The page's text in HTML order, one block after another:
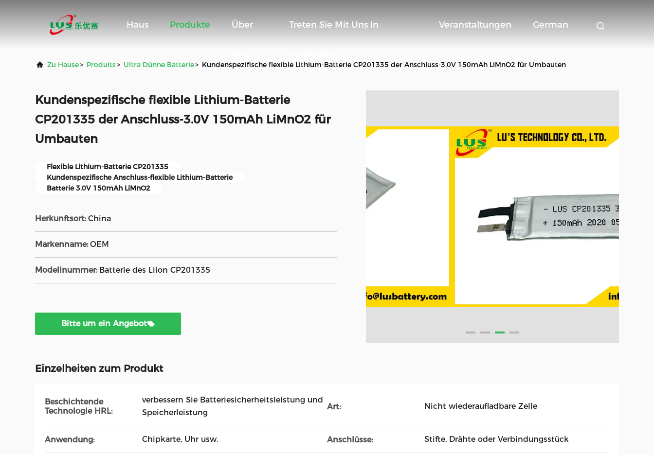
Haus Produkte Über Treten Sie Mit Uns In Veranstaltungen German
Zu Hause> Produits> Ultra Dünne Batterie> Kundenspezifische flexible Lithium-Batterie CP201335 der Anschluss-3.0V 150mAh LiMnO2 für Umbauten
Kundenspezifische flexible Lithium-Batterie
CP201335 der Anschluss-3.0V 150mAh LiMnO2 für
Umbauten
Flexible Lithium-Batterie CP201335
Kundenspezifische Anschluss-flexible Lithium-Batterie
Batterie 3.0V 150mAh LiMnO2
Herkunftsort: China
Markenname: OEM
Modellnummer: Batterie des Liion CP201335
Bitte um ein Angebot
Einzelheiten zum Produkt
Beschichtende
Technologie HRL:
verbessern Sie Batteriesicherheitsleistung und
Speicherleistung
Art: Nicht wiederaufladbare Zelle
Anwendung: Chipkarte, Uhr usw. Anschlüsse: Stifte, Drähte oder Verbindungsstück